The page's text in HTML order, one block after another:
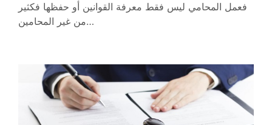
فعمل المحامي ليس فقط معرفة القوانين أو حفظها فكثير
من غير المحامين…